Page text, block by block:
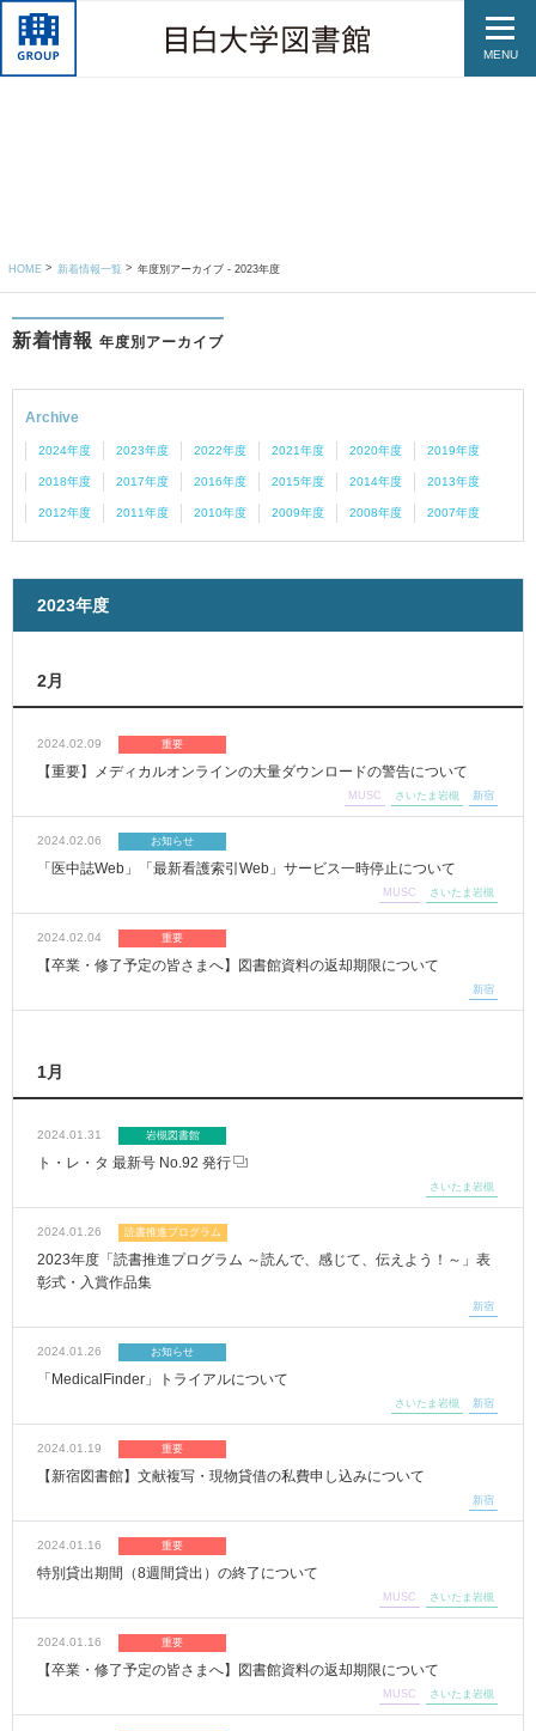
MENU
HOME 新着情報一覧 年度別アーカイブ - 2023年度
新着情報 年度別アーカイブ
Archive
2024年度 2023年度 2022年度 2021年度 2020年度 2019年度
2018年度 2017年度 2016年度 2015年度 2014年度 2013年度
2012年度 2011年度 2010年度 2009年度 2008年度 2007年度
2023年度
2月
2024.02.09 重要
【重要】メディカルオンラインの大量ダウンロードの警告について
MUSC さいたま岩槻 新宿
2024.02.06 お知らせ
「医中誌Web」「最新看護索引Web」サービス一時停止について
MUSC さいたま岩槻
2024.02.04 重要
【卒業・修了予定の皆さまへ】図書館資料の返却期限について
新宿
1月
2024.01.31 岩槻図書館
ト・レ・タ 最新号 No.92 発行
さいたま岩槻
2024.01.26 読書推進プログラム
2023年度「読書推進プログラム ～読んで、感じて、伝えよう！～」表
彰式・入賞作品集
新宿
2024.01.26 お知らせ
「MedicalFinder」トライアルについて
さいたま岩槻 新宿
2024.01.19 重要
【新宿図書館】文献複写・現物貸借の私費申し込みについて
新宿
2024.01.16 重要
特別貸出期間（8週間貸出）の終了について
MUSC さいたま岩槻
2024.01.16 重要
【卒業・修了予定の皆さまへ】図書館資料の返却期限について
MUSC さいたま岩槻